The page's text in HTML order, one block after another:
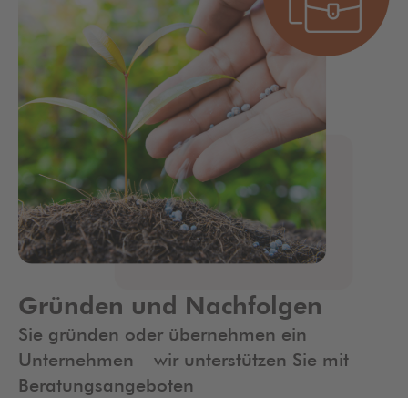
Gründen und Nachfolgen
Sie gründen oder übernehmen ein
Unternehmen – wir unterstützen Sie mit
Beratungsangeboten